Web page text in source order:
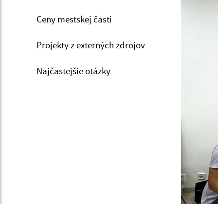
Ceny mestskej časti
Projekty z externých zdrojov
Najčastejšie otázky